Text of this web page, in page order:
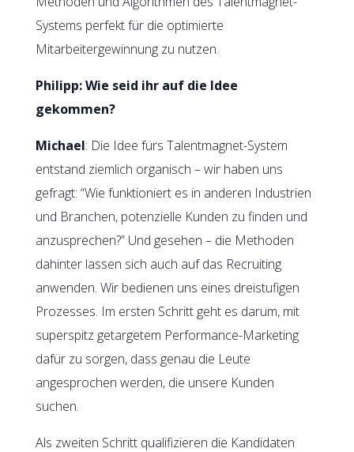
Systems perfekt für die optimierte
Mitarbeitergewinnung zu nutzen.
Philipp: Wie seid ihr auf die Idee
gekommen?
Michael: Die Idee fürs Talentmagnet-System
entstand ziemlich organisch – wir haben uns
gefragt: “Wie funktioniert es in anderen Industrien
und Branchen, potenzielle Kunden zu finden und
anzusprechen?” Und gesehen – die Methoden
dahinter lassen sich auch auf das Recruiting
anwenden. Wir bedienen uns eines dreistufigen
Prozesses. Im ersten Schritt geht es darum, mit
superspitz getargetem Performance-Marketing
dafür zu sorgen, dass genau die Leute
angesprochen werden, die unsere Kunden
suchen.
Als zweiten Schritt qualifizieren die Kandidaten